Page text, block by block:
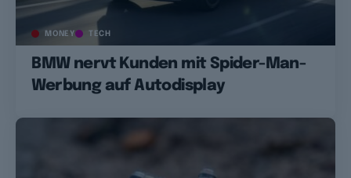
MONEY TECH
BMW nervt Kunden mit Spider-Man-
Werbung auf Autodisplay